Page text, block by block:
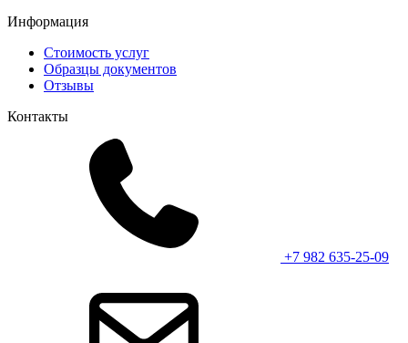
Информация
Стоимость услуг
Образцы документов
Отзывы
Контакты
+7 982 635-25-09